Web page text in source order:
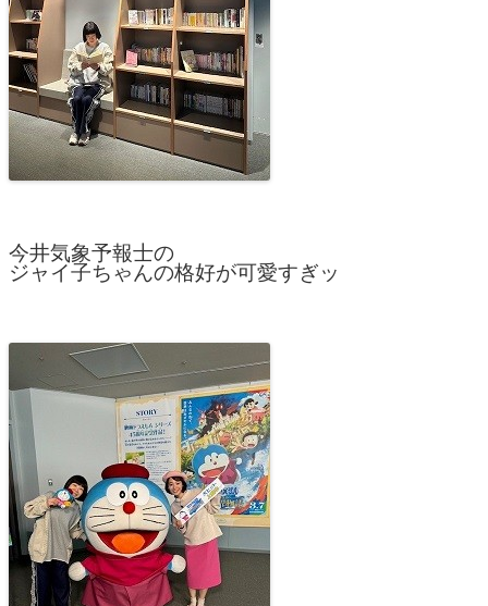
今井気象予報士の
ジャイ子ちゃんの格好が可愛すぎッ